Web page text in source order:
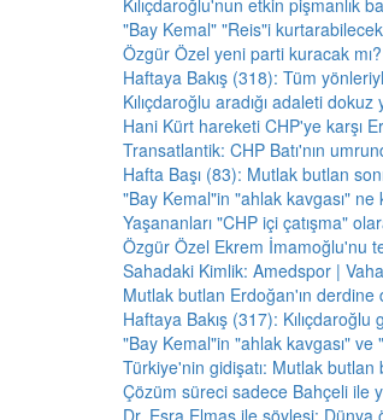
Kılıçdaroğlu'nun etkin pişmanlık
"Bay Kemal" "Reis"i
Özgür Özel yeni parti kuracak mı?
Haftaya Bakış (318): Tüm
Kılıçdaroğlu aradığı adaleti dokuz
Hani Kürt hareketi CHP'ye karşı
Transatlantik: CHP Batı'nın
Hafta Başı (83): Mutlak butlan
"Bay Kemal"in "ahlak kavgası" ne
Yaşananları "CHP içi çatışma"
Özgür Özel Ekrem İmamoğlu'nu
Sahadaki Kimlik: Amedspor |
Mutlak butlan Erdoğan'ın
Haftaya Bakış (317):
"Bay Kemal"in "ahlak kavgası"
Türkiye'nin gidişatı: Mutlak
Çözüm süreci sadece Bahçeli ile
Dr. Esra Elmas ile söyleşi: